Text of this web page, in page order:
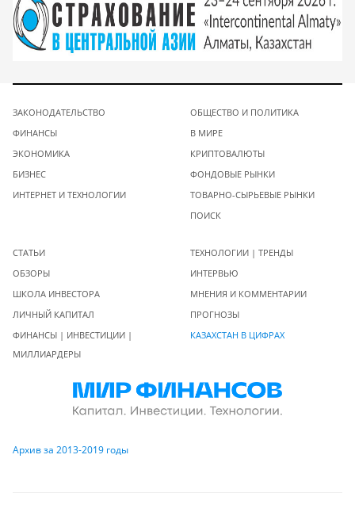
ЗАКОНОДАТЕЛЬСТВО
ФИНАНСЫ
ЭКОНОМИКА
БИЗНЕС
ИНТЕРНЕТ И ТЕХНОЛОГИИ
ОБЩЕСТВО И ПОЛИТИКА
В МИРЕ
КРИПТОВАЛЮТЫ
ФОНДОВЫЕ РЫНКИ
ТОВАРНО-СЫРЬЕВЫЕ РЫНКИ
ПОИСК
СТАТЬИ
ОБЗОРЫ
ШКОЛА ИНВЕСТОРА
ЛИЧНЫЙ КАПИТАЛ
ФИНАНСЫ | ИНВЕСТИЦИИ |
МИЛЛИАРДЕРЫ
ТЕХНОЛОГИИ | ТРЕНДЫ
ИНТЕРВЬЮ
МНЕНИЯ И КОММЕНТАРИИ
ПРОГНОЗЫ
КАЗАХСТАН В ЦИФРАХ
Архив за 2013-2019 годы